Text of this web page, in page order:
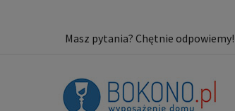
Masz pytania? Chętnie odpowiemy!